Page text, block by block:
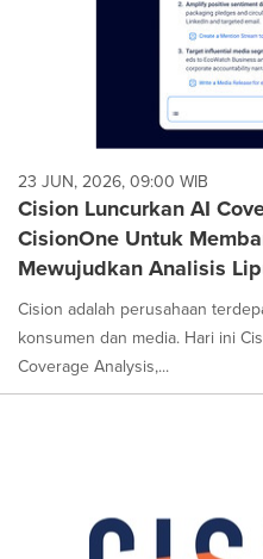
23 JUN, 2026, 09:00 WIB
Cision Luncurkan AI
CisionOne Untuk
Mewujudkan Analisis
Cision adalah perusahaan
konsumen dan media. Hari ini
Coverage Analysis,...